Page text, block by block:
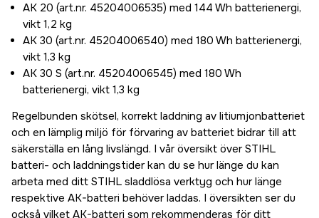
AK 20 (art.nr. 45204006535) med 144 Wh batterienergi,
vikt 1,2 kg
AK 30 (art.nr. 45204006540) med 180 Wh batterienergi,
vikt 1,3 kg
AK 30 S (art.nr. 45204006545) med 180 Wh
batterienergi, vikt 1,3 kg
Regelbunden skötsel, korrekt laddning av litiumjonbatteriet
och en lämplig miljö för förvaring av batteriet bidrar till att
säkerställa en lång livslängd. I vår översikt över STIHL
batteri- och laddningstider kan du se hur länge du kan
arbeta med ditt STIHL sladdlösa verktyg och hur länge
respektive AK-batteri behöver laddas. I översikten ser du
också vilket AK-batteri som rekommenderas för ditt